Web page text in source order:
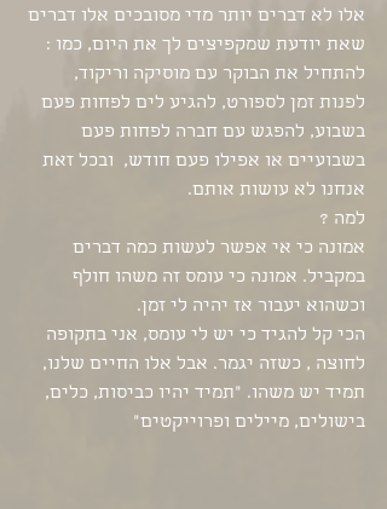
אלו לא דברים יותר מדי מסובכים אלו דברים
שאת יודעת שמקפיצים לך את היום, כמו :
להתחיל את הבוקר עם מוסיקה וריקוד,
לפנות זמן לספורט, להגיע לים לפחות פעם
בשבוע, להפגש עם חברה לפחות פעם
בשבועיים או אפילו פעם חודש,  ובכל זאת
אנחנו לא עושות אותם.
למה ?
אמונה כי אי אפשר לעשות כמה דברים
במקביל. אמונה כי עומס זה משהו חולף
וכשהוא יעבור אז יהיה לי זמן.
הכי קל להגיד כי יש לי עומס, אני בתקופה
לחוצה , כשזה יגמר. אבל אלו החיים שלנו,
תמיד יש משהו. "תמיד יהיו כביסות, כלים,
בישולים, מיילים ופרוייקטים"